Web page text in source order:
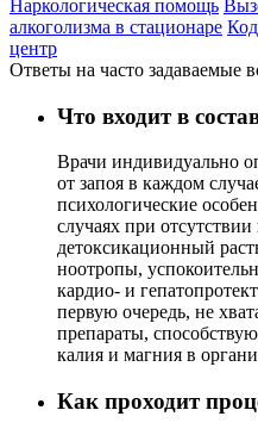
Наркологическая помощь
алкоголизма в стационаре
центр
Ответы на часто задаваемые
Что входит в
Врачи индивидуально
от запоя в каждом
психологические
случаях при
детоксикационный
ноотропы,
кардио- и
первую очередь, не
препараты,
калия и магния в
Как проходит